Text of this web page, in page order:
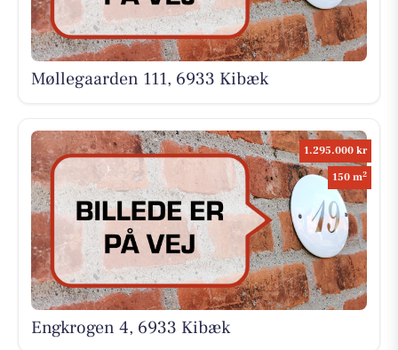
Møllegaarden 111, 6933 Kibæk
1.295.000 kr
150 m2
Engkrogen 4, 6933 Kibæk